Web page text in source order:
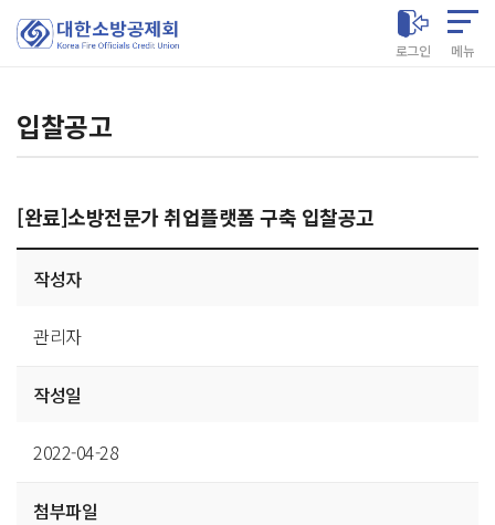
대한소방공제회
로그인 메뉴
입찰공고
[완료]소방전문가 취업플랫폼 구축 입찰공고
상세
작성자
관리자
작성일
2022-04-28
첨부파일